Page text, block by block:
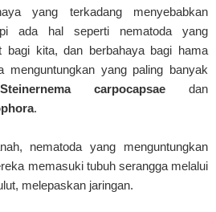
yang terkadang menyebabkan
ada hal seperti nematoda yang
bagi kita, dan berbahaya bagi hama
menguntungkan yang paling banyak
Steinernema carpocapsae dan
.
nematoda yang menguntungkan
memasuki tubuh serangga melalui
melepaskan jaringan.